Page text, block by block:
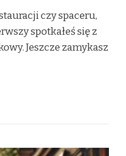
czy spaceru,
spotkałeś się z
Jeszcze zamykasz